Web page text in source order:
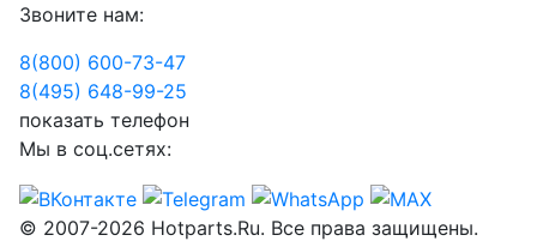
Звоните нам:
8(800) 600-73-47
8(495) 648-99-25
показать телефон
Мы в соц.сетях:
© 2007-2026 Hotparts.Ru. Все права защищены.